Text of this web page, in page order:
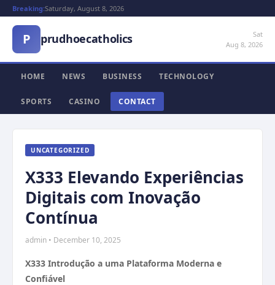
Breaking:Saturday, August 8, 2026
P prudhoecatholics
Sat
Aug 8, 2026
HOME NEWS BUSINESS TECHNOLOGY
SPORTS CASINO CONTACT
UNCATEGORIZED
X333 Elevando Experiências
Digitais com Inovação
Contínua
admin • December 10, 2025
X333 Introdução a uma Plataforma Moderna e
Confiável